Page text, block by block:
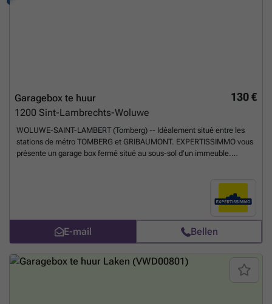
130 €
Garagebox te huur
1200 Sint-Lambrechts-Woluwe
WOLUWE-SAINT-LAMBERT (Tomberg) -- Idéalement situé entre les
stations de métro TOMBERG et GRIBAUMONT. EXPERTISSIMMO vous
présente un garage box fermé situé au sous-sol d'un immeuble.
E-mail Bellen